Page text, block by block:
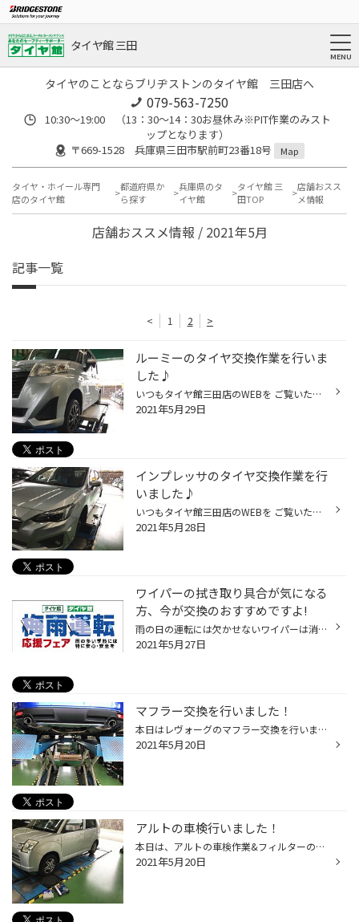
タイヤ館 三田
タイヤのことならブリヂストンのタイヤ館 三田店へ
079-563-7250
10:30～19:00 （13：30～14：30お昼休み※PIT作業のみスト
ップとなります）
〒669-1528 兵庫県三田市駅前町23番18号
Map
タイヤ・ホイール専門
店のタイヤ館
都道府県か
ら探す
兵庫県のタ
イヤ館
タイヤ館 三
田TOP
店舗おスス
メ情報
店舗おススメ情報 / 2021年5月
記事一覧
< 1 2 >
ルーミーのタイヤ交換作業を行いま
した♪
いつもタイヤ館三田店のWEBを ご覧いただきありがとうございます！ 本日は、ルーミーの タイヤ交換作業を紹介します！ 装着したタイヤは、 プレイズPXⅡ 165/65R14です！ ホイールはバルミナT10になります！ 次回は、１００キロ点検の ご来店お待ちしております。 タイヤ館三田は、三田市駅前町の 牛...
2021年5月29日
インプレッサのタイヤ交換作業を行
いました♪
いつもタイヤ館三田店のWEBを ご覧いただきありがとうございます！ 本日は、インプレッサの タイヤ交換作業を紹介します！ 装着したタイヤは、 レグノGR-XⅡ 205/50R17です！ 次回は、１００キロ点検の ご来店お待ちしております。 タイヤ館三田は、三田市駅前町の 牛丼の松屋さんの近くにあります。...
2021年5月28日
ワイパーの拭き取り具合が気になる
方、今が交換のおすすめですよ!
雨の日の運転には欠かせないワイパーは消耗部品です。スチールの骨組みが露出したトーナメント式と言われる一般的なワイパーは、クルマ側に取り付けられ左右に動くワイパーアーム、ワイパーゴムをガラスに押しつけるワイパーブレード、そしてガラス面を拭き取るワイパーゴムで構成されています。劣...
2021年5月27日
マフラー交換を行いました！
本日はレヴォーグのマフラー交換を行いました！ 外からの音は控えめで、車内のマフラー音が印象的でした、 後ろからの印象も良いですね！
2021年5月20日
アルトの車検行いました！
本日は、アルトの車検作業&フィルターの交換を行いました、 梅雨に突入してジメジメした日が続くのでカビ対策にもバッチリですね！
2021年5月20日